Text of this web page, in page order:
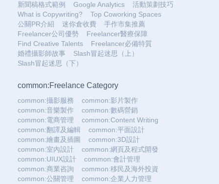
新聞稿格式範例
Google Analytics
活動策劃技巧
What is Copywriting?
Top Coworking Spaces
公關PR介紹
迷你倉收費
手作市集推薦
Freelancer公司優勢
Freelancer醫療保障
Find Creative Talents
Freelancer必備特質
婚禮攝影師故事
Slash冒起迷思（上）
Slash冒起迷思（下）
common:Freelance Category
common:攝影服務
common:影片製作
common:音樂製作
common:數碼營銷
common:電商管理
common:Content Writing
common:翻譯及編輯
common:平面設計
common:繪畫及插圖
common:3D設計
common:室內設計
common:網頁及程式開發
common:UIUX設計
common:會計管理
common:商業咨詢
common:移民及海外投資
common:公關管理
common:企業人力管理